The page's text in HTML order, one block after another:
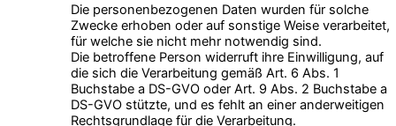
Die personenbezogenen Daten wurden für solche
Zwecke erhoben oder auf sonstige Weise verarbeitet,
für welche sie nicht mehr notwendig sind.
Die betroffene Person widerruft ihre Einwilligung, auf
die sich die Verarbeitung gemäß Art. 6 Abs. 1
Buchstabe a DS-GVO oder Art. 9 Abs. 2 Buchstabe a
DS-GVO stützte, und es fehlt an einer anderweitigen
Rechtsgrundlage für die Verarbeitung.